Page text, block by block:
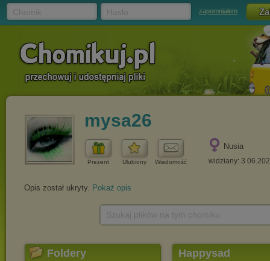
zapomniałem
mysa26
Prezent Ulubiony Wiadomość
Nusia
widziany:
Opis został ukryty. Pokaż opis
Foldery Happysad